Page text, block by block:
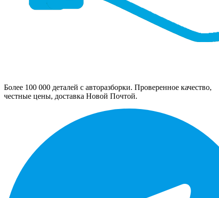
Более 100 000 деталей с авторазборки. Проверенное качество,
честные цены, доставка Новой Почтой.